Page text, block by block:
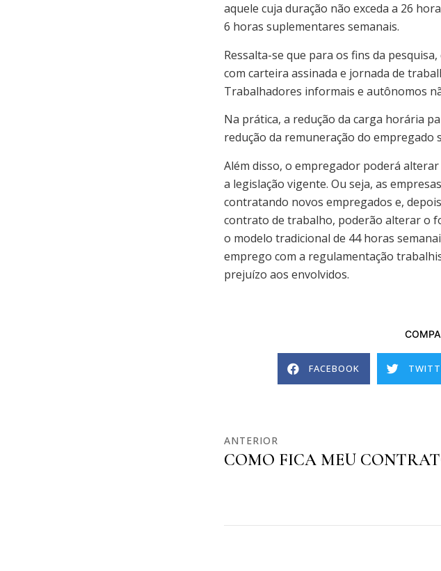
aquele cuja duração não exceda a 26
6 horas suplementares semanais.
Ressalta-se que para os fins da
com carteira assinada e jornada de
Trabalhadores informais e autônomos
Na prática, a redução da carga horária
redução da remuneração do empregado
Além disso, o empregador poderá
a legislação vigente. Ou seja, as
contratando novos empregados e,
contrato de trabalho, poderão alterar o
o modelo tradicional de 44 horas
emprego com a regulamentação
prejuízo aos envolvidos.
FACEBOOK
ANTERIOR